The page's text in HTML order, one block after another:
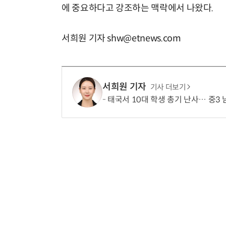
에 중요하다고 강조하는 맥락에서 나왔다.
서희원 기자 shw@etnews.com
서희원 기자 기사 더보기
태국서 10대 학생 총기 난사… 중3